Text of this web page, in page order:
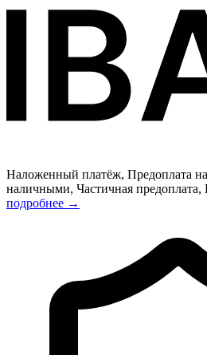
Наложенный платёж, Предоплата
наличными, Частичная предоплата,
подробнее →